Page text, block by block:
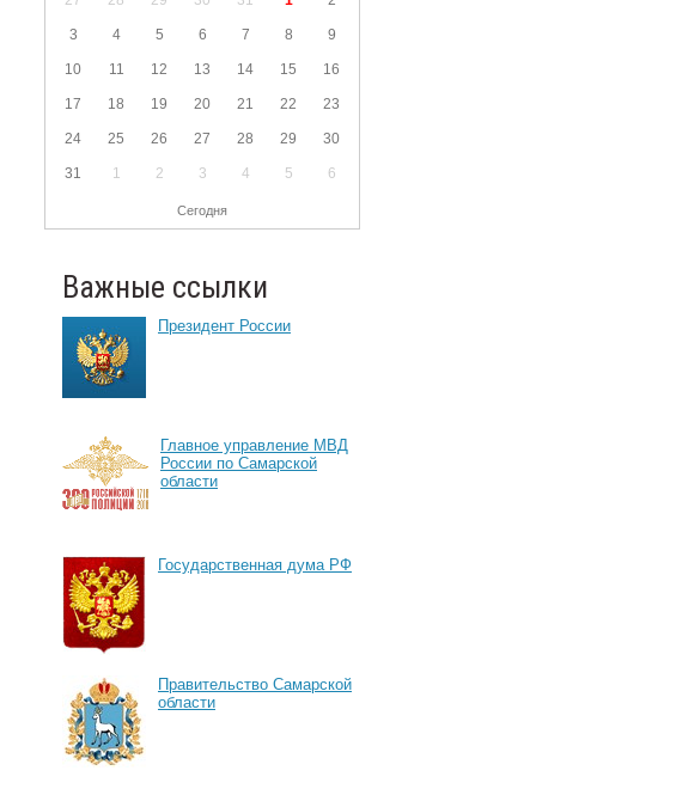
3 4 5 6 7 8 9
10 11 12 13 14 15 16
17 18 19 20 21 22 23
24 25 26 27 28 29 30
31 1 2 3 4 5 6
Сегодня
Важные ссылки
Президент России
Главное управление МВД
России по Самарской
области
Государственная дума РФ
Правительство Самарской
области